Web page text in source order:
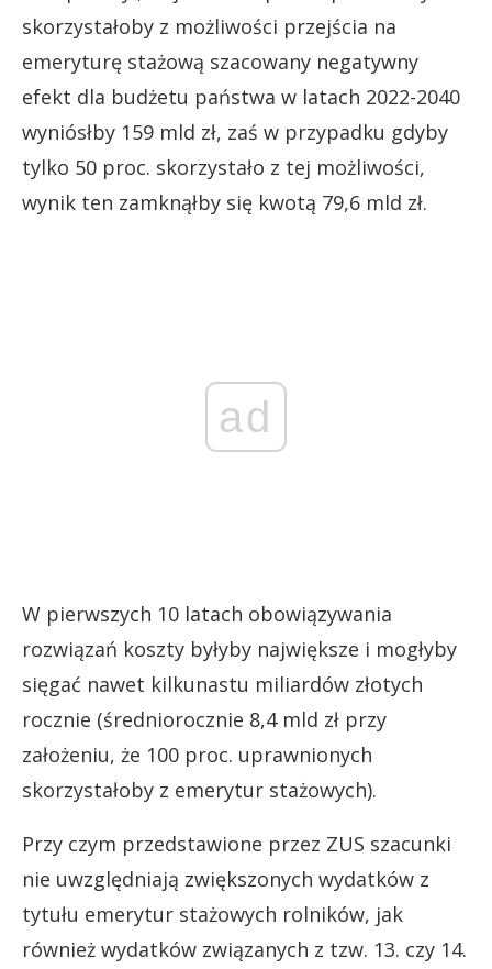
skorzystałoby z możliwości przejścia na
emeryturę stażową szacowany negatywny
efekt dla budżetu państwa w latach 2022-2040
wyniósłby 159 mld zł, zaś w przypadku gdyby
tylko 50 proc. skorzystało z tej możliwości,
wynik ten zamknąłby się kwotą 79,6 mld zł.
ad
W pierwszych 10 latach obowiązywania
rozwiązań koszty byłyby największe i mogłyby
sięgać nawet kilkunastu miliardów złotych
rocznie (średniorocznie 8,4 mld zł przy
założeniu, że 100 proc. uprawnionych
skorzystałoby z emerytur stażowych).
Przy czym przedstawione przez ZUS szacunki
nie uwzględniają zwiększonych wydatków z
tytułu emerytur stażowych rolników, jak
również wydatków związanych z tzw. 13. czy 14.